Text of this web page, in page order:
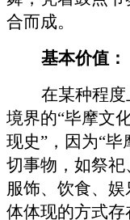
合而成。
基本价值：
在某种程
境界的“毕摩文
现史”，因为“
切事物，如祭祀
服饰、饮食、
体体现的方式